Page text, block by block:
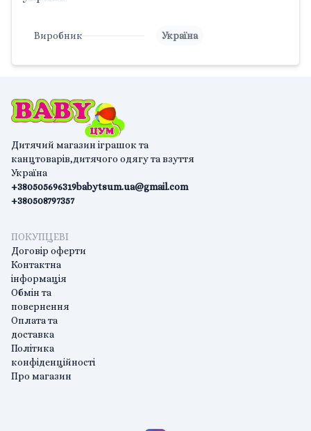
Виробник Україна
Дитячий магазин іграшок та
канцтоварів,дитячого одягу та взуття
Україна
+380505696319
+380508797357
babytsum.ua@gmail.com
ПОКУПЦЕВІ
Договір оферти
Контактна
інформація
Обмін та
повернення
Оплата та
доставка
Політика
конфіденційності
Про магазин